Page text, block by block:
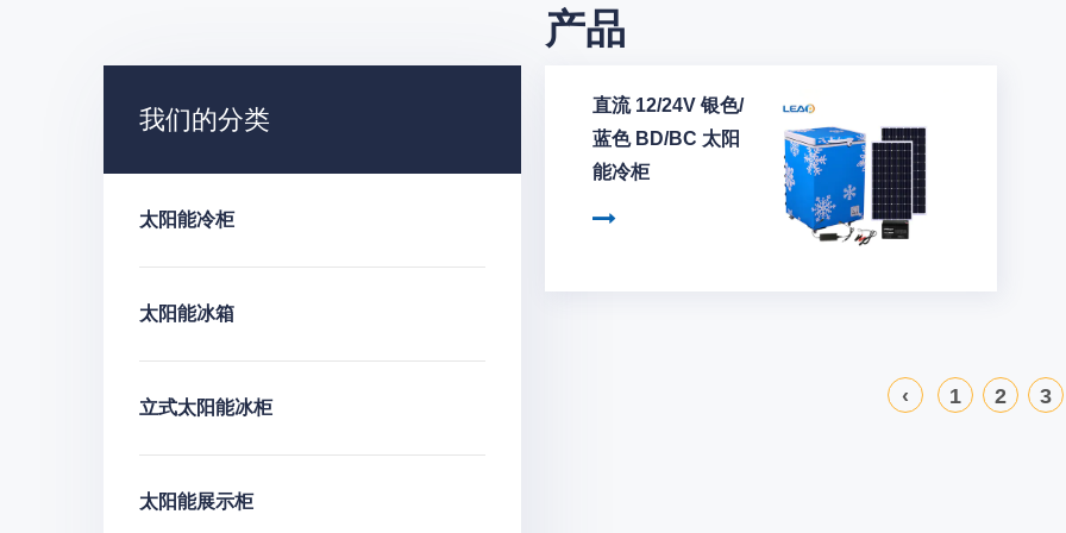
我们的分类
太阳能冷柜
太阳能冰箱
立式太阳能冰柜
太阳能展示柜
产品
直流 12/24V 银色/
蓝色 BD/BC 太阳
能冷柜
‹ 1 2 3